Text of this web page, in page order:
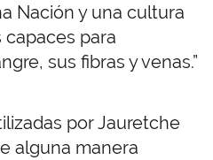
Nación y una cultura
para
sus fibras y venas.”
por Jauretche
alguna manera